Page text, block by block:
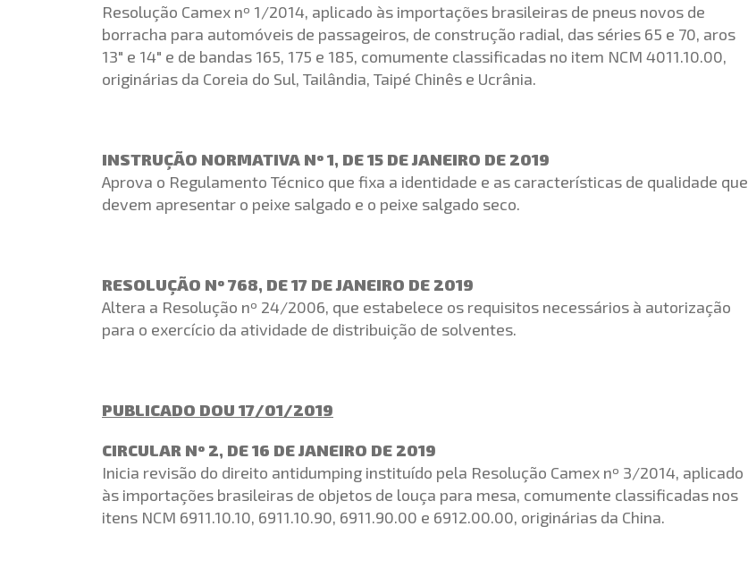
Resolução Camex nº 1/2014, aplicado às importações brasileiras de pneus novos de
borracha para automóveis de passageiros, de construção radial, das séries 65 e 70, aros
13″ e 14″ e de bandas 165, 175 e 185, comumente classificadas no item NCM 4011.10.00,
originárias da Coreia do Sul, Tailândia, Taipé Chinês e Ucrânia.
INSTRUÇÃO NORMATIVA Nº 1, DE 15 DE JANEIRO DE 2019
Aprova o Regulamento Técnico que fixa a identidade e as características de qualidade que
devem apresentar o peixe salgado e o peixe salgado seco.
RESOLUÇÃO Nº 768, DE 17 DE JANEIRO DE 2019
Altera a Resolução nº 24/2006, que estabelece os requisitos necessários à autorização
para o exercício da atividade de distribuição de solventes.
PUBLICADO DOU 17/01/2019
CIRCULAR Nº 2, DE 16 DE JANEIRO DE 2019
Inicia revisão do direito antidumping instituído pela Resolução Camex nº 3/2014, aplicado
às importações brasileiras de objetos de louça para mesa, comumente classificadas nos
itens NCM 6911.10.10, 6911.10.90, 6911.90.00 e 6912.00.00, originárias da China.